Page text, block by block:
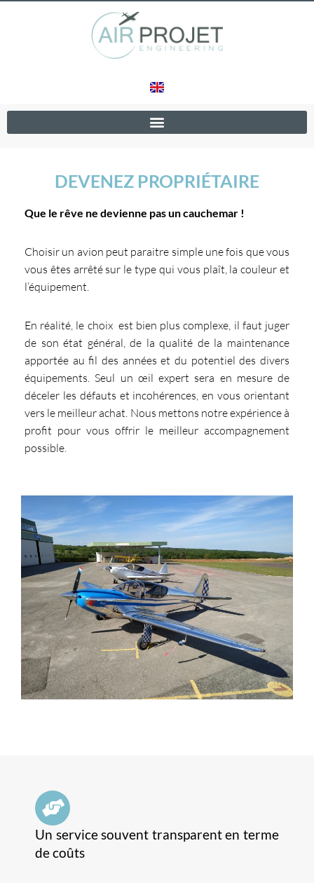
DEVENEZ PROPRIÉTAIRE
Que le rêve ne devienne pas un cauchemar !
Choisir un avion peut paraitre simple une fois que vous
vous êtes arrêté sur le type qui vous plaît, la couleur et
l’équipement.
En réalité, le choix est bien plus complexe, il faut juger
de son état général, de la qualité de la maintenance
apportée au fil des années et du potentiel des divers
équipements. Seul un œil expert sera en mesure de
déceler les défauts et incohérences, en vous orientant
vers le meilleur achat. Nous mettons notre expérience à
profit pour vous offrir le meilleur accompagnement
possible.
Un service souvent transparent en terme
de coûts